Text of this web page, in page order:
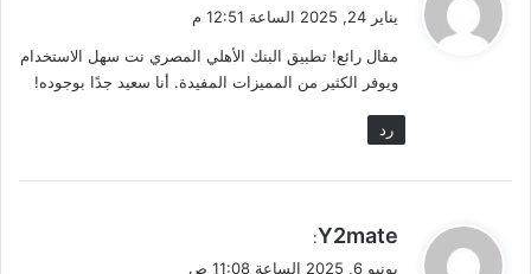
ل
يناير 24, 2025 الساعة 12:51 م
مقال رائع! تطبيق البنك الأهلي المصري نت سهل الاستخدام
ويوفر الكثير من المميزات المفيدة. أنا سعيد جدًا بوجوده!
رد
يY2mate
:
يونيو 6, 2025 الساعة 11:08 ص